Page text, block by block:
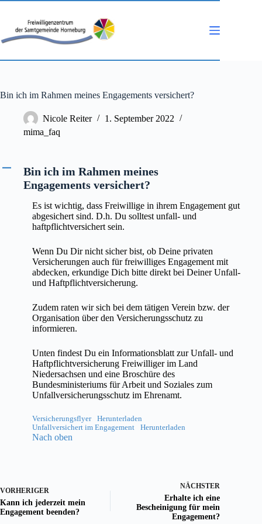
Zum
springen
Bin ich im Rahmen meines Engagements versichert?
Nicole Reiter
1. September 2022
mima_faq
A
Bin ich im Rahmen meines
Engagements versichert?
Es ist wichtig, dass Freiwillige in ihrem Engagement gut
abgesichert sind. D.h. Du solltest unfall- und
haftpflichtversichert sein.
Wenn Du Dir nicht sicher bist, ob Deine privaten
Versicherungen auch für freiwilliges Engagement mit
abdecken, erkundige Dich bitte direkt bei Deiner Unfall-
und Haftpflichtversicherung.
Zudem raten wir sich bei dem tätigen Verein bzw. der
Organisation über den Versicherungsschutz zu
informieren.
Unten findest Du ein Informationsblatt zur Unfall- und
Haftpflichtversicherung Freiwilliger im Land
Niedersachsen und eine Broschüre des
Bundesministeriums für Arbeit und Soziales zum
Unfallversicherungsschutz im Ehrenamt.
Versicherungsflyer
Herunterladen
Unfallversichert im Engagement
Herunterladen
Nach oben
VORHERIGER
Kann ich jederzeit mein
Engagement beenden?
NÄCHSTER
Erhalte ich eine
Bescheinigung für mein
Engagement?